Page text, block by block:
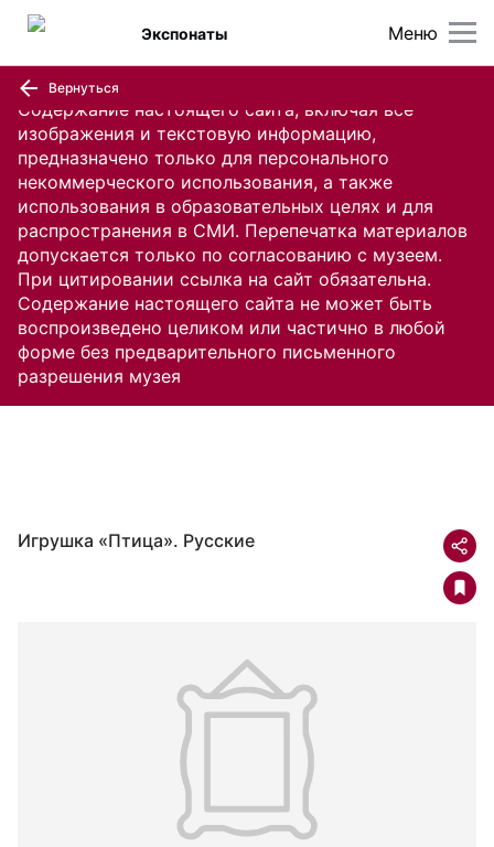
Содержание настоящего сайта, включая все
изображения и текстовую информацию,
предназначено только для персонального
некоммерческого использования, а также
использования в образовательных целях и для
распространения в СМИ. Перепечатка материалов
допускается только по согласованию с музеем.
При цитировании ссылка на сайт обязательна.
Содержание настоящего сайта не может быть
воспроизведено целиком или частично в любой
форме без предварительного письменного
разрешения музея
Меню
Экспонаты
Вернуться
Игрушка «Птица». Русские